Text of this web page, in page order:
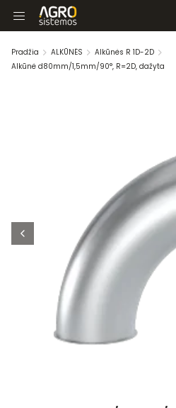
Pradžia ALKŪNĖS
Alkūnės R 1D-2D
Alkūnė d80mm/1,5mm/90°, R=2D, dažyta